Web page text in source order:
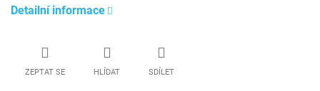
Detailní informace
ZEPTAT SE HLÍDAT SDÍLET